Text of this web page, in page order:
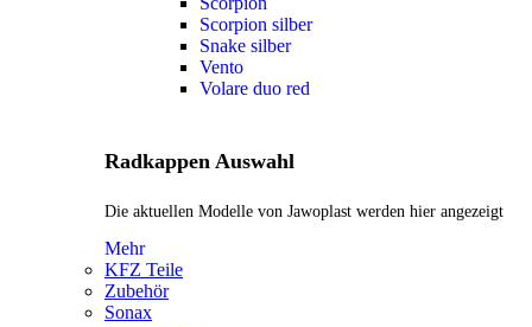
Scorpion silber
Snake silber
Vento
Volare duo red
Radkappen Auswahl
Die aktuellen Modelle von Jawoplast werden hier angezeigt
Mehr
KFZ Teile
Zubehör
Sonax